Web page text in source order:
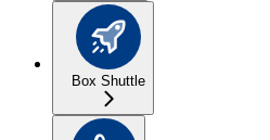
Box Shuttle